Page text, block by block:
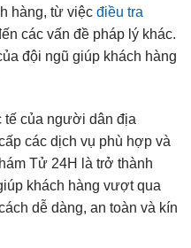
hàng, từ việc điều tra
các vấn đề pháp lý khác.
đội ngũ giúp khách hàng
tế của người dân địa
các dịch vụ phù hợp và
Tử 24H là trở thành
khách hàng vượt qua
dễ dàng, an toàn và kín